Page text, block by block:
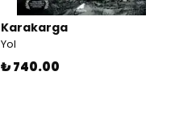
Karakarga
Yol
₺ 740.00